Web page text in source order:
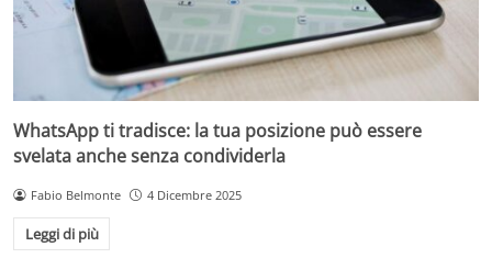
WhatsApp ti tradisce: la tua posizione può essere
svelata anche senza condividerla
Fabio Belmonte 4 Dicembre 2025
Leggi di più